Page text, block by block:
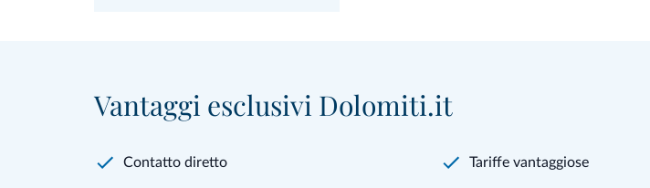
Vantaggi esclusivi Dolomiti.it
Contatto diretto Tariffe vantaggiose